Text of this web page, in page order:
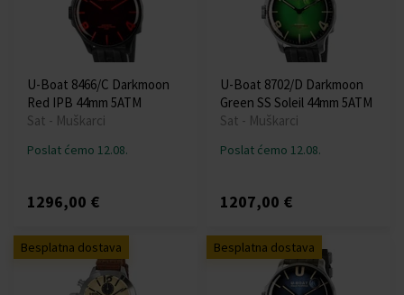
U-Boat 8466/C Darkmoon
Red IPB 44mm 5ATM
Sat - Muškarci
Poslat ćemo 12.08.
1296,00 €
U-Boat 8702/D Darkmoon
Green SS Soleil 44mm 5ATM
Sat - Muškarci
Poslat ćemo 12.08.
1207,00 €
Besplatna dostava Besplatna dostava